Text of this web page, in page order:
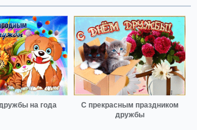
на года
С прекрасным праздником
дружбы